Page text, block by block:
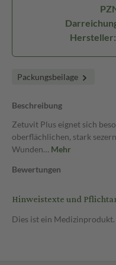
Packungsbeilage
Beschreibung
Zetuvit Plus eignet sich
oberflächlichen, stark
Wunden… Mehr
Bewertungen
Hinweistexte und
Dies ist ein Medizinprodukt.